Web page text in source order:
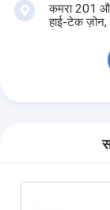
कमरा 201
हाई-टेक ज़ोन,